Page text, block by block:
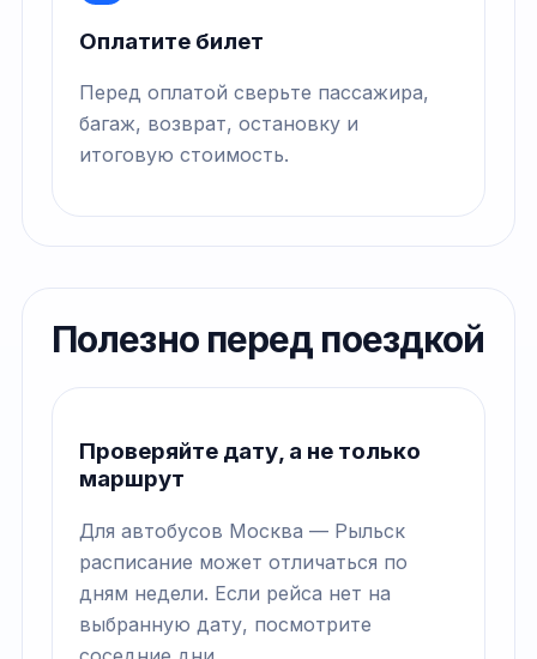
Оплатите билет
Перед оплатой сверьте пассажира,
багаж, возврат, остановку и
итоговую стоимость.
Полезно перед поездкой
Проверяйте дату, а не только
маршрут
Для автобусов Москва — Рыльск
расписание может отличаться по
дням недели. Если рейса нет на
выбранную дату, посмотрите